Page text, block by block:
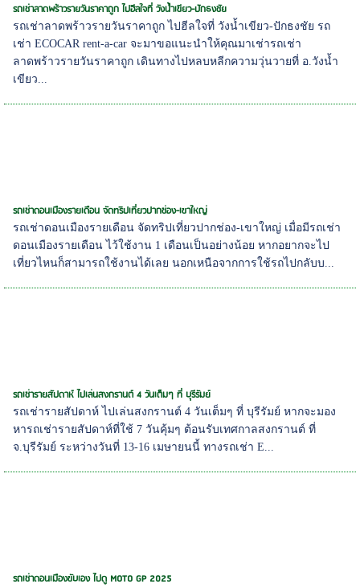
รถเช่าลาดพร้าวรายวันราคาถูก ไปฮีลใจที่ วังน้ำเขียว-ปักธงชัย
รถเช่าลาดพร้าวรายวันราคาถูก ไปฮีลใจที่ วังน้ำเขียว-ปักธงชัย รถ
เช่า ECOCAR rent-a-car จะมาขอแนะนำให้คุณมาเช่ารถเช่า
ลาดพร้าวรายวันราคาถูก เดินทางไปหลบหลีกความวุ่นวายที่ อ.วังน้ำ
เขียว...
รถเช่าดอนเมืองรายเดือน จัดทริปเที่ยวปากช่อง-เขาใหญ่
รถเช่าดอนเมืองรายเดือน จัดทริปเที่ยวปากช่อง-เขาใหญ่ เมื่อมีรถเช่า
ดอนเมืองรายเดือน ไว้ใช้งาน 1 เดือนเป็นอย่างน้อย หากอยากจะไป
เที่ยวไหนก็สามารถใช้งานได้เลย นอกเหนือจากการใช้รถไปกลับบ...
รถเช่ารายสัปดาห์ ไปเล่นสงกรานต์ 4 วันเต็มๆ ที่ บุรีรัมย์
รถเช่ารายสัปดาห์ ไปเล่นสงกรานต์ 4 วันเต็มๆ ที่ บุรีรัมย์ หากจะมอง
หารถเช่ารายสัปดาห์ที่ใช้ 7 วันคุ้มๆ ต้อนรับเทศกาลสงกรานต์ ที่
จ.บุรีรัมย์ ระหว่างวันที่ 13-16 เมษายนนี้ ทางรถเช่า E...
รถเช่าดอนเมืองขับเอง ไปดู MOTO GP 2025